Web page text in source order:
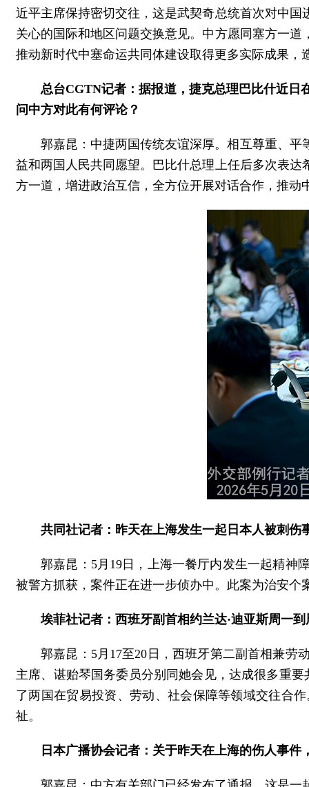
近平主席保持密切交往，这是武契奇总统首次对中
关心的国际和地区问题交换意见。中方愿同塞方一
推动新时代中塞命运共同体建设取得更多实际成果，
总台CGTN记者：据报道，捷克总理巴比什近
问中方对此有何评论？
郭嘉昆：中捷两国传统友谊深厚。相互尊重、
益和两国人民共同愿望。巴比什总理上任后多次表
方一道，增进政治互信，全方位开展对话合作，推动
共同社记者：昨天在上海发生一起日本人被刺
郭嘉昆：5月19日，上海一餐厅内发生一起精神
被警方抓获，案件正在进一步侦办中。此案为治安个
埃菲社记者：西班牙副首相约兰达·迪亚斯周一
郭嘉昆：5月17至20日，西班牙第二副首相兼劳
主席、谌贻琴国务委员分别同她会见，达成很多重
了两国在贸易投资、劳动、社会保障等领域交往合
祉。
日本广播协会记者：关于昨天在上海的伤人事